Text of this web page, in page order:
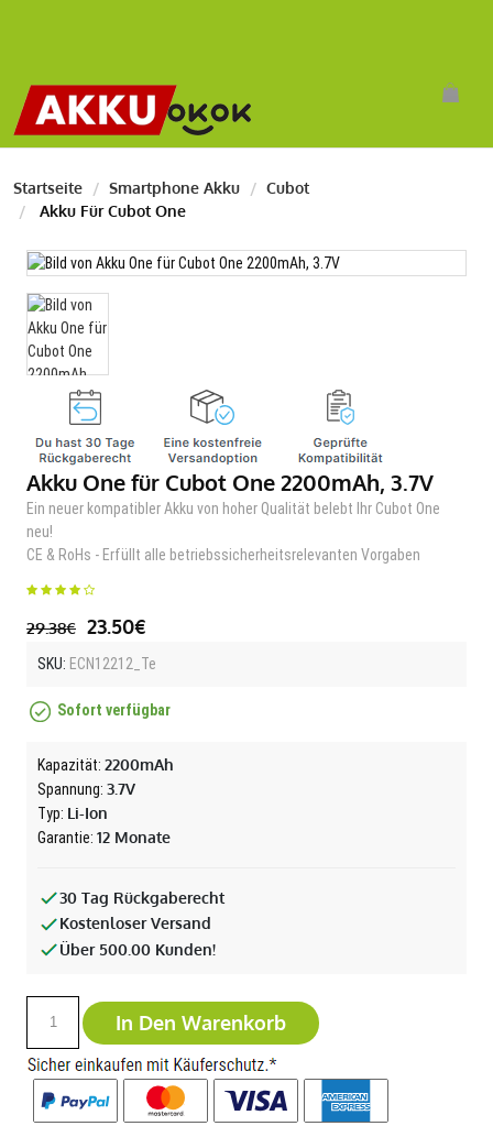
Startseite Smartphone Akku
Cubot
Akku Für Cubot One
Akku One für Cubot One 2200mAh, 3.7V
Ein neuer kompatibler Akku von hoher Qualität belebt Ihr Cubot One
neu!
CE & RoHs - Erfüllt alle betriebssicherheitsrelevanten Vorgaben
29.38€ 23.50€
SKU: ECN12212_Te
Sofort verfügbar
Kapazität: 2200mAh
Spannung: 3.7V
Typ: Li-Ion
Garantie: 12 Monate
30 Tag Rückgaberecht
Kostenloser Versand
Über 500.00 Kunden!
In Den Warenkorb